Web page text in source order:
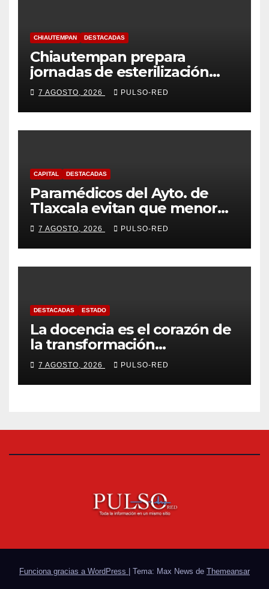
CHIAUTEMPAN DESTACADAS
Chiautempan prepara
jornadas de esterilización
para perros y gatos
7 AGOSTO, 2026 PULSO-RED
CAPITAL DESTACADAS
Paramédicos del Ayto. de
Tlaxcala evitan que menor
sufra complicaciones por
hipotermia tras caer en una
cisterna
7 AGOSTO, 2026 PULSO-RED
DESTACADAS ESTADO
La docencia es el corazón de
la transformación
universitaria: Rector de la
UATx
7 AGOSTO, 2026 PULSO-RED
Funciona gracias a WordPress Tema: Max News de Themeansar